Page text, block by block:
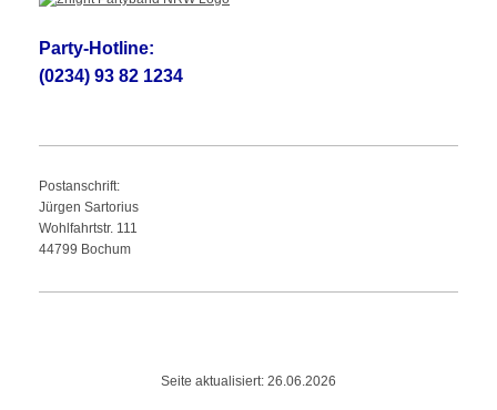
Party-Hotline:
(0234) 93 82 1234
Postanschrift:
Jürgen Sartorius
Wohlfahrtstr. 111
44799 Bochum
Seite aktualisiert: 26.06.2026